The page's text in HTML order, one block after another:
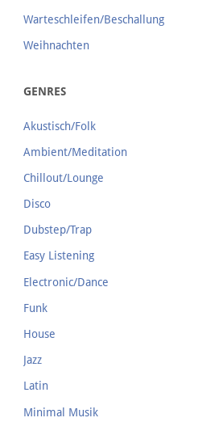
Warteschleifen/Beschallung
Weihnachten
GENRES
Akustisch/Folk
Ambient/Meditation
Chillout/Lounge
Disco
Dubstep/Trap
Easy Listening
Electronic/Dance
Funk
House
Jazz
Latin
Minimal Musik